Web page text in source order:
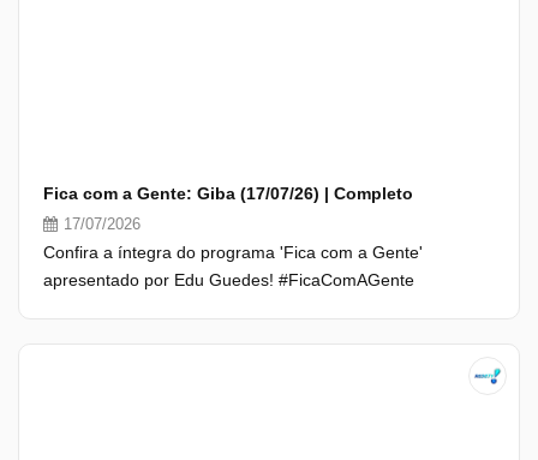
Fica com a Gente: Giba (17/07/26) | Completo
17/07/2026
Confira a íntegra do programa 'Fica com a Gente'
apresentado por Edu Guedes! #FicaComAGente